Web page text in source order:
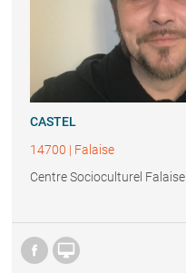
CASTEL
14700 | Falaise
Centre Socioculturel Falaise
